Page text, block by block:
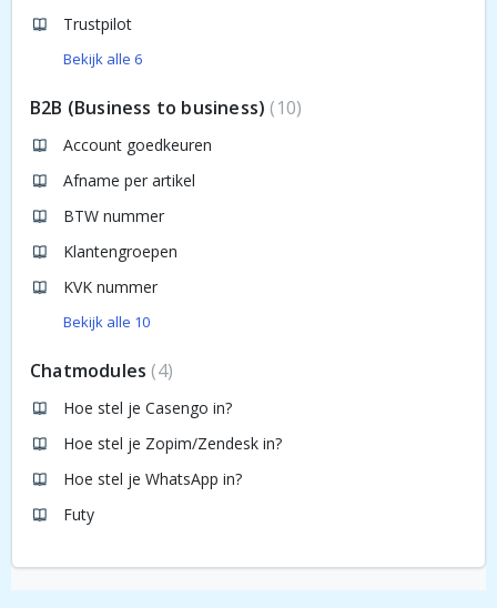
Trustpilot
Bekijk alle 6
B2B (Business to business) 10
Account goedkeuren
Afname per artikel
BTW nummer
Klantengroepen
KVK nummer
Bekijk alle 10
Chatmodules 4
Hoe stel je Casengo in?
Hoe stel je Zopim/Zendesk in?
Hoe stel je WhatsApp in?
Futy